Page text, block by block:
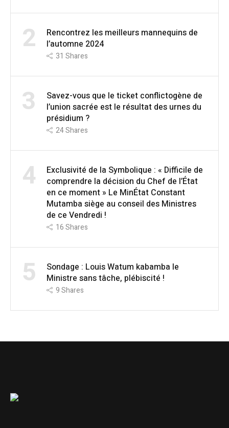
2
Rencontrez les meilleurs mannequins de
l’automne 2024
31 Shares
3
Savez-vous que le ticket conflictogène de
l’union sacrée est le résultat des urnes du
présidium ?
24Shares
4
Exclusivité de la Symbolique : « Difficile de
comprendre la décision du Chef de l’État
en ce moment » Le MinÉtat Constant
Mutamba siège au conseil des Ministres
de ce Vendredi !
16Shares
5
Sondage : Louis Watum kabamba le
Ministre sans tâche, plébiscité !
9Shares